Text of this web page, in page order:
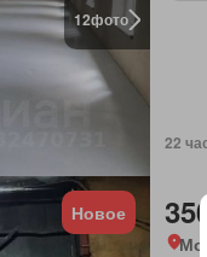
12фото
22
Новое